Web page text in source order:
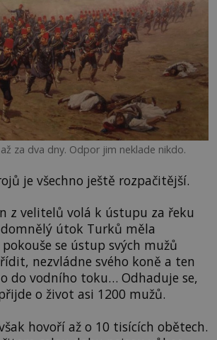
za dva dny. Odpor jim neklade nikdo.
je všechno ještě rozpačitější.
z velitelů volá k ústupu za řeku
útok Turků měla
se ústup svých mužů
nezvládne svého koně a ten
do vodního toku… Odhaduje se,
o život asi 1200 mužů.
hovoří až o 10 tisících obětech.